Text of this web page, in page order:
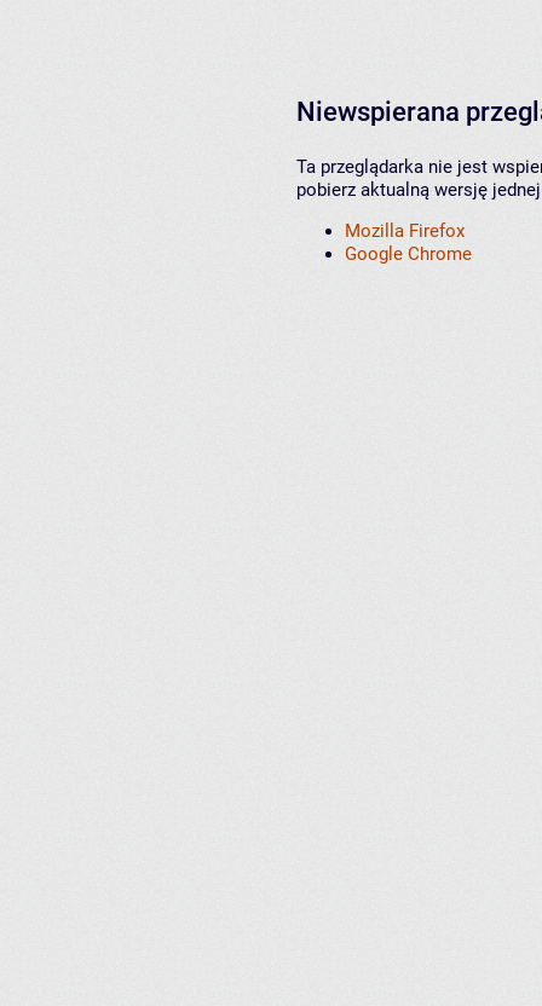
Niewspierana
Ta przeglądarka nie jest
pobierz aktualną wersję
Mozilla Firefox
Google Chrome